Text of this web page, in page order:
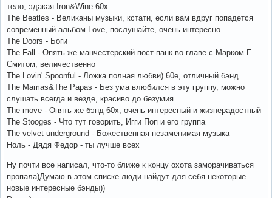
тело, эдакая Iron&Wine 60х
The Beatles - Великаны музыки, кстати, если вам вдруг попадется
современный альбом Love, послушайте, очень интересно
The Doors - Боги
The Fall - Опять же манчестерский пост-панк во главе с Марком Е
Смитом, величественно
The Lovin' Spoonful - Ложка полная любви) 60е, отличный бэнд
The Mamas&The Papas - Без ума влюбился в эту группу, можно
слушать всегда и везде, красиво до безумия
The move - Опять же бэнд 60х, очень интересный и жизнерадостный
The Stooges - Что тут говорить, Игги Поп и его группа
The velvet underground - Божественная незаменимая музыка
Ноль - Дядя Федор - ты лучше всех
Ну почти все написал, что-то ближе к концу охота заморачиваться
пропала)Думаю в этом списке люди найдут для себя некоторые
новые интересные бэнды))